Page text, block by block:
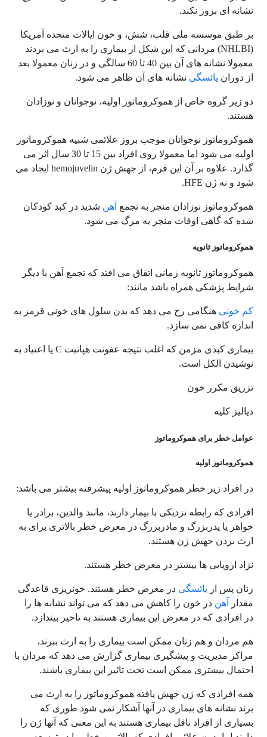
نشانه ای بروز نکند.
بر طبق موسسه ملی قلب، شش، و خون ایالات متحده آمریکا
(NHLBI) مردانی که این شکل از بیماری را به ارث می بردند
معمولا نشانه های آن بین 40 تا 60 سالگی و در زنان معمولا بعد
از دوران یائسگی نشانه های آن ظاهر می شود.
دو زیر گروه خاص از هموکروماتوز اولیه، نوجوانان و نوزادان
هستند.
هموکروماتوز نوجوانان موجب بروز علائمی شبیه هموکروماتوز
اولیه می شود اما معمولا روی افراد بین 15 تا 30 سال اثر می
گذارد. علاوه بر آن این فرم، از جهش ژن hemojuvelin ایجاد می
شود و نه ژن HFE.
هموکروماتوز نوزادان منجر به تجمع آهن شدید در کبد کودکان
شده که گاهی اوقات منجر به مرگ می شود.
هموکروماتوز ثانویه
هموکروماتوز ثانویه زمانی اتفاق می افتد که تجمع آهن با دیگر
شرایط پزشکی همراه باشد مانند:
کم خونی هنگامی رخ می دهد که بدن سلول های خونی قرمز به
اندازه کافی نمی سازد.
بیماری کبدی مزمن که اغلب نتیجه عفونت هپاتیت C یا اعتیاد به
نوشیدن الکل است.
تزریق مکرر خون
دیالیز کلیه
عوامل خطر برای هموکروماتوز
هموکروماتوز اولیه
در افراد زیر خطر هموکروماتوز اولیه پیشرفته بیشتر می باشد:
افرادی که رابطه نزدیکی با بیمار دارند، مانند والدین، برادر یا
خواهر یا پدربزرگ و مادربزرگ در معرض خطر بالاتری برای به
ارث بردن جهش ژن هستند.
نژاد اروپایی ها بیشتر در معرض خطر هستند.
زنان پس از یائسگی در معرض خطر هستند. خونریزی قاعدگی
مقدار
آهن در خون را کاهش می دهد که می تواند نشانه ها را
در افرادی که در معرض این بیماری هستند به تاخیر بیندازد.
هم مردان و هم زنان ممکن است بیماری را به ارث ببرند،
مراکز مدیریت و پیشگیری بیماری گزارش می دهد که مردان با
احتمال بیشتری ممکن است تحت تاثیر این بیماری باشند.
همه افرادی که ژن جهش یافته هموکروماتوز را به ارث می
برند نشانه های بیماری در آنها آشکار نمی شود طوری که
بسیاری از افراد ناقل بیماری هستند به این معنی که آنها ژن را